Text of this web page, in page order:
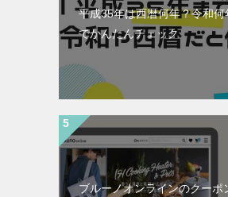
平成35年は西暦何年？令和何
でかんたんチェック
ブルーノオンラインのクーポ